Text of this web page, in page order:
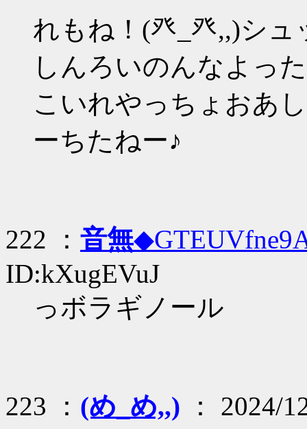
れもね！(癶_癶,,)シ
しんろいのんなよっ
こいれやっちょおあ
ーちたねー♪
222 ： 音無
ID:kXugEVuJ
っボラギノール
223 ： (め_め,,) ： 2024/